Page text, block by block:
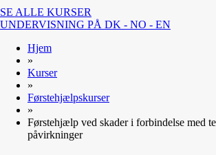
SE ALLE KURSER
UNDERVISNING PÅ DK - NO - EN
Hjem
»
Kurser
»
Førstehjælpskurser
»
Førstehjælp ved skader i forbindelse med
påvirkninger